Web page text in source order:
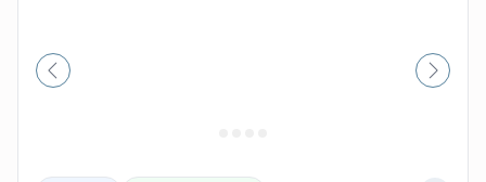
Vorige